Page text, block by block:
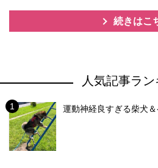
続きはこ
人気記事ラ
運動神経良すぎる柴犬